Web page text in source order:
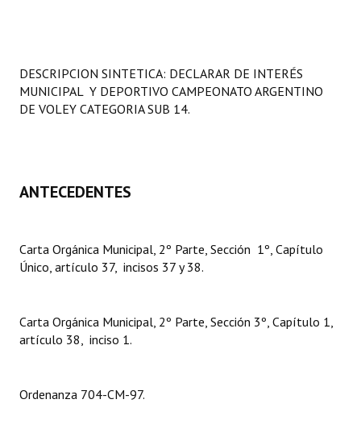
LEGISLACIÓN
Constitución Nacional
Organigrama
Informes de Gestión
DESCRIPCION SINTETICA: DECLARAR DE INTERÉS
MUNICIPAL Y DEPORTIVO CAMPEONATO ARGENTINO
DE VOLEY CATEGORIA SUB 14.
ANTECEDENTES
Carta Orgánica Municipal, 2º Parte, Sección 1º, Capítulo
Único, artículo 37, incisos 37 y 38.
Carta Orgánica Municipal, 2º Parte, Sección 3º, Capítulo 1,
artículo 38, inciso 1.
Ordenanza 704-CM-97.